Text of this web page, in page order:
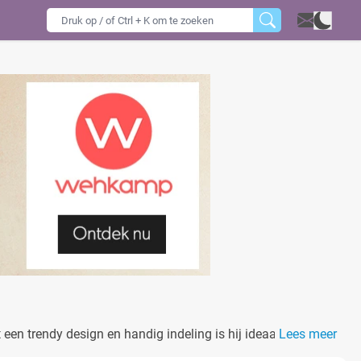
trendy design en handig indeling is hij ideaal voor elke
Lees meer